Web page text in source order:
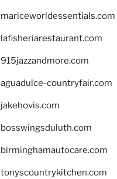
mariceworldessentials.com
lafisheriarestaurant.com
915jazzandmore.com
aguadulce-countryfair.com
jakehovis.com
bosswingsduluth.com
birminghamautocare.com
tonyscountrykitchen.com